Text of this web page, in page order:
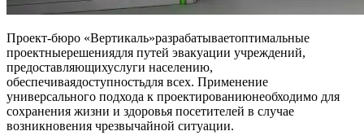
Проект-бюро «Вертикаль»разрабатываетоптимальные
проектныерешениядля путей эвакуации учреждений,
предоставляющихуслуги населению,
обеспечиваядоступностьдля всех. Применение
универсального подхода к проектированиюнеобходимо для
сохранения жизни и здоровья посетителей в случае
возникновения чрезвычайной ситуации.